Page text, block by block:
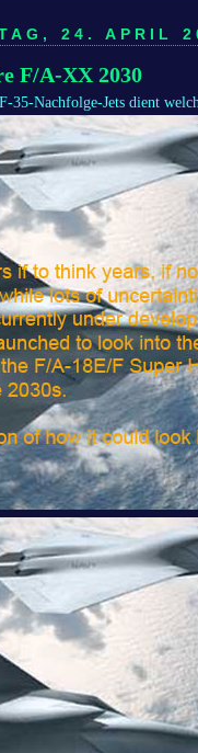
24. APRIL
F/A-XX 2030
Nachfolge-Jets dient